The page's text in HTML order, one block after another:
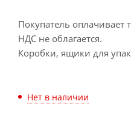
Покупатель оплачивает
НДС не облагается.
Коробки, ящики для
Нет в наличии